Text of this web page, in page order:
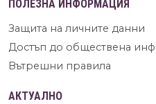
ПОЛЕЗНА ИНФОРМАЦИЯ
Защита на личните данни
Достъп до обществена
Вътрешни правила
АКТУАЛНО